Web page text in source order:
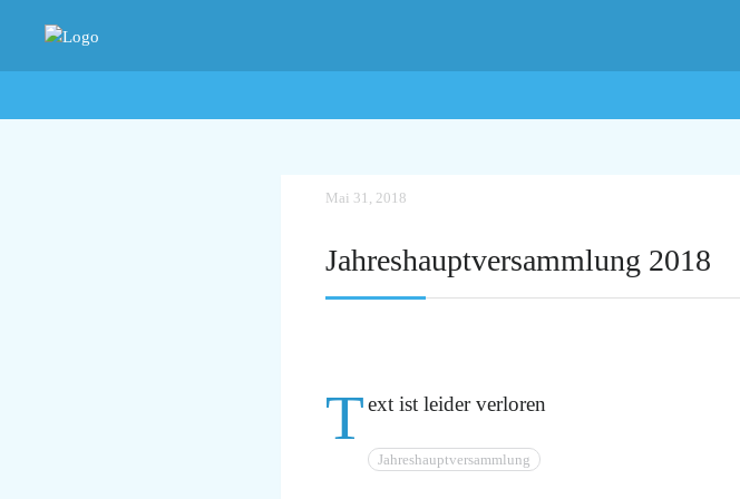
Mai 31, 2018
Jahreshauptversammlung 2018
Text ist leider verloren
Jahreshauptversammlung